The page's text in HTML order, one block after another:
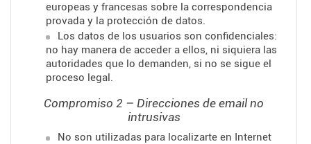
europeas y francesas sobre la correspondencia
provada y la protección de datos.
Los datos de los usuarios son confidenciales:
no hay manera de acceder a ellos, ni siquiera las
autoridades que lo demanden, si no se sigue el
proceso legal.
Compromiso 2 – Direcciones de email no
intrusivas
No son utilizadas para localizarte en Internet